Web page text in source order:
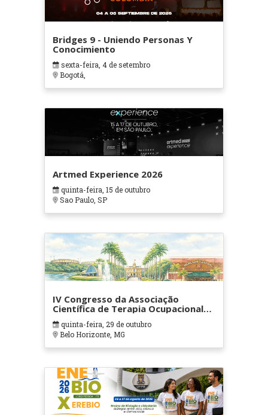
Bridges 9 - Uniendo Personas Y
Conocimiento
sexta-feira, 4 de setembro
Bogotá,
Artmed Experience 2026
quinta-feira, 15 de outubro
Sao Paulo, SP
IV Congresso da Associação
Científica de Terapia Ocupacional
em Contextos Hospitalares e
Cuidados Paliativos - ATOHOSP
quinta-feira, 29 de outubro
Belo Horizonte, MG